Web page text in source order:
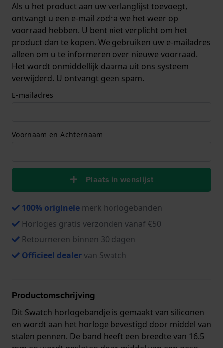
Als u het product aan uw verlanglijst toevoegt,
ontvangt u een e-mail zodra we het weer op
voorraad hebben. U bent niet verplicht om het
product dan te kopen. We gebruiken uw e-mailadres
alleen om u te informeren over nieuwe voorraad.
Het wordt onmiddellijk daarna uit ons systeem
verwijderd. U ontvangt geen spam.
E-mailadres
Voornaam en Achternaam
Plaats in wenslijst
100% originele merk horlogebanden
Horloges gratis verzonden vanaf €50
Retourneren binnen 30 dagen
Officieel dealervan Swatch
Productomschrijving
Dit Swatch horlogebandje is gemaakt van siliconen
en wordt aan het horloge bevestigd door middel van
stalen pennen. De band heeft een breedte van 16.5